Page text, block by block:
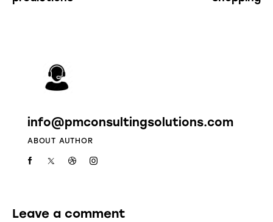
info@pmconsultingsolutions.com
ABOUT AUTHOR
Leave a comment